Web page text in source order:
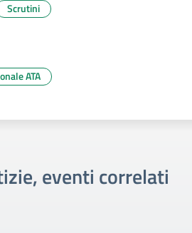
Scrutini
ATA
eventi correlati